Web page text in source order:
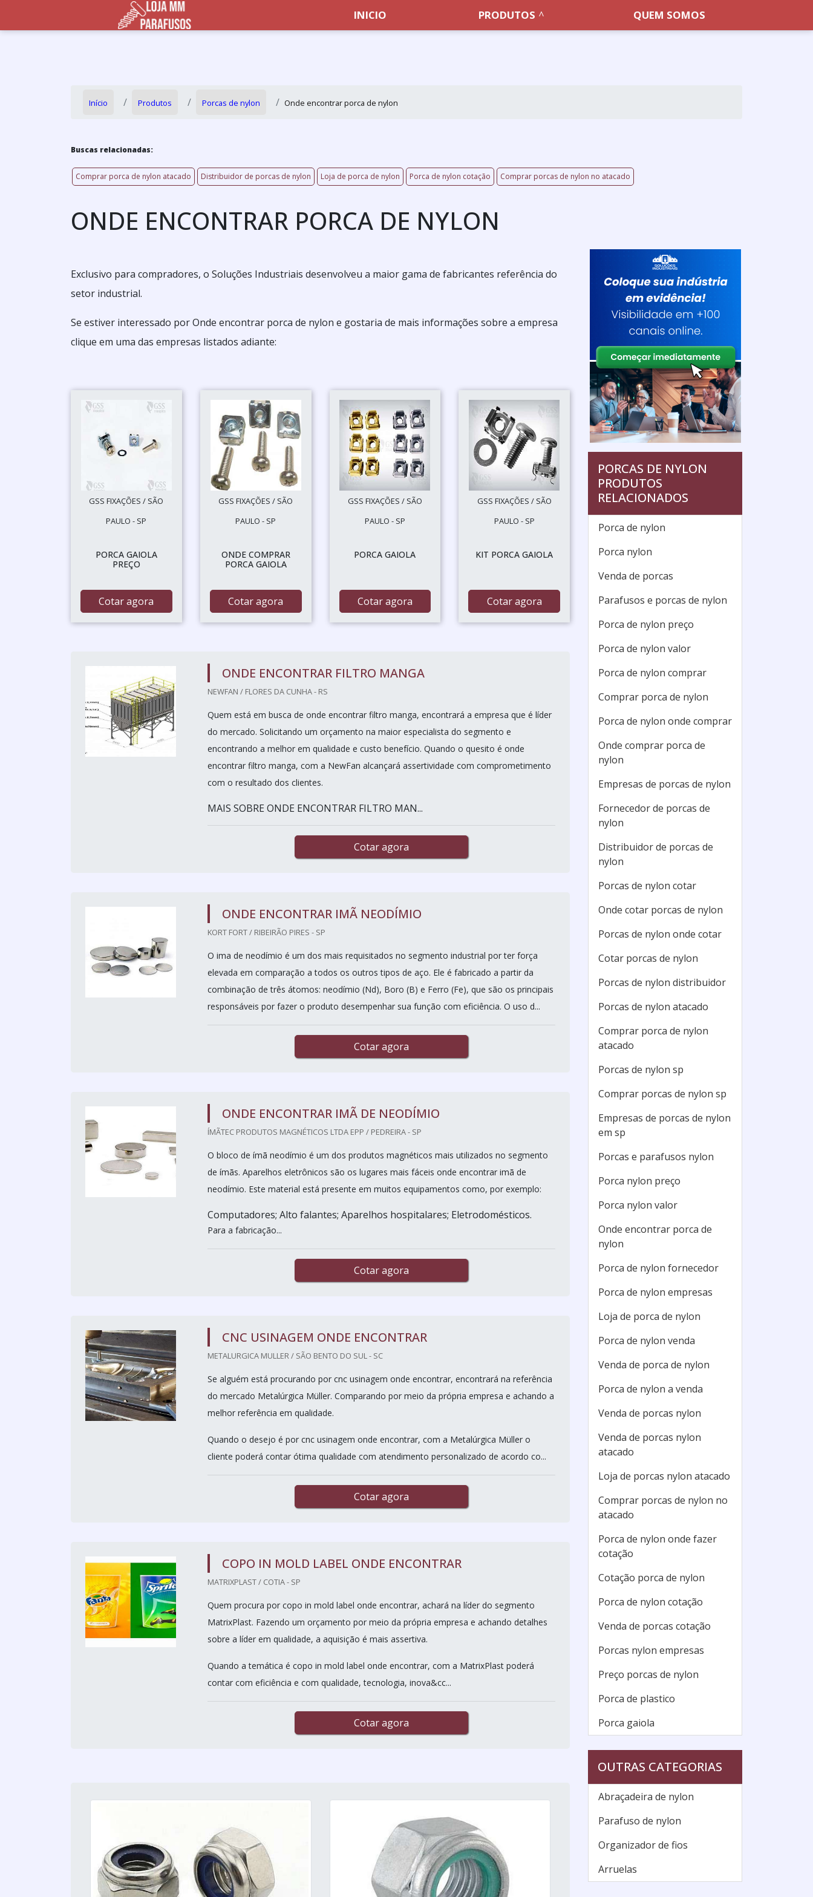
INICIO PRODUTOS QUEM SOMOS
Início Produtos Porcas de nylon Onde encontrar porca de nylon
Buscas relacionadas:
Comprar porca de nylon atacado Distribuidor de porcas de nylon Loja de porca de nylon Porca de nylon cotação Comprar porcas de nylon no atacado
ONDE ENCONTRAR PORCA DE NYLON
Exclusivo para compradores, o Soluções Industriais desenvolveu a maior gama de fabricantes referência do
setor industrial.
Se estiver interessado por Onde encontrar porca de nylon e gostaria de mais informações sobre a empresa
clique em uma das empresas listados adiante:
GSS FIXAÇÕES / SÃO
PAULO - SP
PORCA GAIOLA
PREÇO
Cotar agora
GSS FIXAÇÕES / SÃO
PAULO - SP
ONDE COMPRAR
PORCA GAIOLA
Cotar agora
GSS FIXAÇÕES / SÃO
PAULO - SP
PORCA GAIOLA
Cotar agora
GSS FIXAÇÕES / SÃO
PAULO - SP
KIT PORCA GAIOLA
Cotar agora
ONDE ENCONTRAR FILTRO MANGA
NEWFAN / FLORES DA CUNHA - RS
Quem está em busca de onde encontrar filtro manga, encontrará a empresa que é líder
do mercado. Solicitando um orçamento na maior especialista do segmento e
encontrando a melhor em qualidade e custo benefício. Quando o quesito é onde
encontrar filtro manga, com a NewFan alcançará assertividade com comprometimento
com o resultado dos clientes.
MAIS SOBRE ONDE ENCONTRAR FILTRO MAN...
Cotar agora
ONDE ENCONTRAR IMÃ NEODÍMIO
KORT FORT / RIBEIRÃO PIRES - SP
O ima de neodímio é um dos mais requisitados no segmento industrial por ter força
elevada em comparação a todos os outros tipos de aço. Ele é fabricado a partir da
combinação de três átomos: neodímio (Nd), Boro (B) e Ferro (Fe), que são os principais
responsáveis por fazer o produto desempenhar sua função com eficiência. O uso d...
Cotar agora
ONDE ENCONTRAR IMÃ DE NEODÍMIO
ÍMÃTEC PRODUTOS MAGNÉTICOS LTDA EPP / PEDREIRA - SP
O bloco de ímã neodímio é um dos produtos magnéticos mais utilizados no segmento
de ímãs. Aparelhos eletrônicos são os lugares mais fáceis onde encontrar imã de
neodímio. Este material está presente em muitos equipamentos como, por exemplo:
Computadores; Alto falantes; Aparelhos hospitalares; Eletrodomésticos.
Para a fabricação...
Cotar agora
CNC USINAGEM ONDE ENCONTRAR
METALURGICA MULLER / SÃO BENTO DO SUL - SC
Se alguém está procurando por cnc usinagem onde encontrar, encontrará na referência
do mercado Metalúrgica Müller. Comparando por meio da própria empresa e achando a
melhor referência em qualidade.
Quando o desejo é por cnc usinagem onde encontrar, com a Metalúrgica Müller o
cliente poderá contar ótima qualidade com atendimento personalizado de acordo co...
Cotar agora
COPO IN MOLD LABEL ONDE ENCONTRAR
MATRIXPLAST / COTIA - SP
Quem procura por copo in mold label onde encontrar, achará na líder do segmento
MatrixPlast. Fazendo um orçamento por meio da própria empresa e achando detalhes
sobre a líder em qualidade, a aquisição é mais assertiva.
Quando a temática é copo in mold label onde encontrar, com a MatrixPlast poderá
contar com eficiência e com qualidade, tecnologia, inova&cc...
Cotar agora
PORCAS DE NYLON
PRODUTOS
RELACIONADOS
Porca de nylon
Porca nylon
Venda de porcas
Parafusos e porcas de nylon
Porca de nylon preço
Porca de nylon valor
Porca de nylon comprar
Comprar porca de nylon
Porca de nylon onde comprar
Onde comprar porca de
nylon
Empresas de porcas de nylon
Fornecedor de porcas de
nylon
Distribuidor de porcas de
nylon
Porcas de nylon cotar
Onde cotar porcas de nylon
Porcas de nylon onde cotar
Cotar porcas de nylon
Porcas de nylon distribuidor
Porcas de nylon atacado
Comprar porca de nylon
atacado
Porcas de nylon sp
Comprar porcas de nylon sp
Empresas de porcas de nylon
em sp
Porcas e parafusos nylon
Porca nylon preço
Porca nylon valor
Onde encontrar porca de
nylon
Porca de nylon fornecedor
Porca de nylon empresas
Loja de porca de nylon
Porca de nylon venda
Venda de porca de nylon
Porca de nylon a venda
Venda de porcas nylon
Venda de porcas nylon
atacado
Loja de porcas nylon atacado
Comprar porcas de nylon no
atacado
Porca de nylon onde fazer
cotação
Cotação porca de nylon
Porca de nylon cotação
Venda de porcas cotação
Porcas nylon empresas
Preço porcas de nylon
Porca de plastico
Porca gaiola
OUTRAS CATEGORIAS
Abraçadeira de nylon
Parafuso de nylon
Organizador de fios
Arruelas